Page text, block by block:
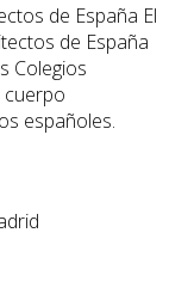
El
de España
Colegios
cuerpo
españoles.